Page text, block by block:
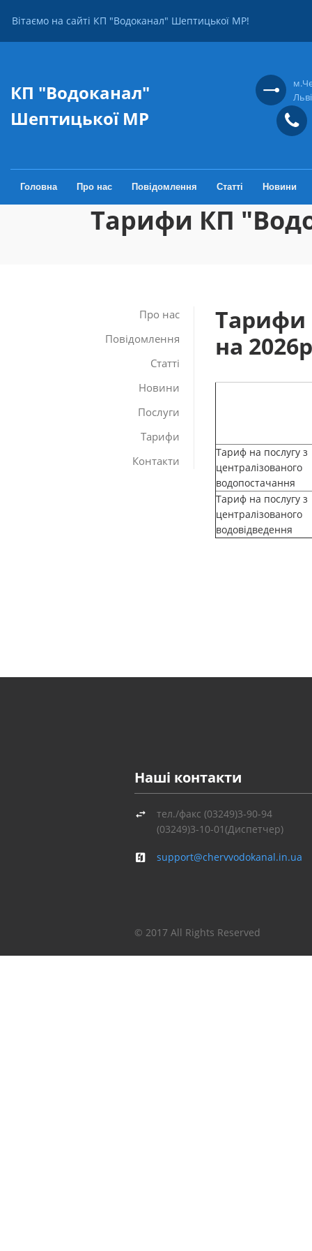
КП "Водоканал"
Шептицької МР
Головна Про нас Повідомлення Статті Новини
Вітаємо на сайті КП "Водоканал" Шептицької МР!
Тарифи КП
Про нас
Повідомлення
Статті
Новини
Послуги
Тарифи
Контакти
на
Тариф на послугу з
централізованого
водопостачання
Тариф на послугу з
централізованого
водовідведення
Наші контакти
тел./факс (03249)3-90-94
(03249)3-10-01(Диспетчер)
support@chervvodokanal.in.ua
© 2017 All Rights Reserved